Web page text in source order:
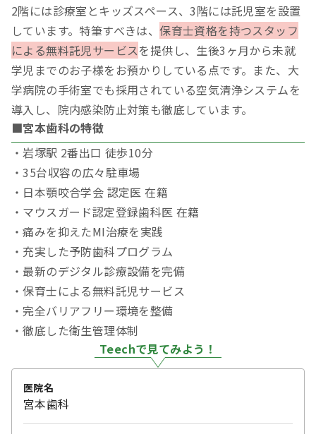
2階には診療室とキッズスペース、3階には託児室を設置
しています。特筆すべきは、保育士資格を持つスタッフ
による無料託児サービスを提供し、生後3ヶ月から未就
学児までのお子様をお預かりしている点です。また、大
学病院の手術室でも採用されている空気清浄システムを
導入し、院内感染防止対策も徹底しています。
■宮本歯科の特徴
・岩塚駅 2番出口 徒歩10分
・35台収容の広々駐車場
・日本顎咬合学会 認定医 在籍
・マウスガード認定登録歯科医 在籍
・痛みを抑えたMI治療を実践
・充実した予防歯科プログラム
・最新のデジタル診療設備を完備
・保育士による無料託児サービス
・完全バリアフリー環境を整備
・徹底した衛生管理体制
Teechで見てみよう！
医院名
宮本歯科